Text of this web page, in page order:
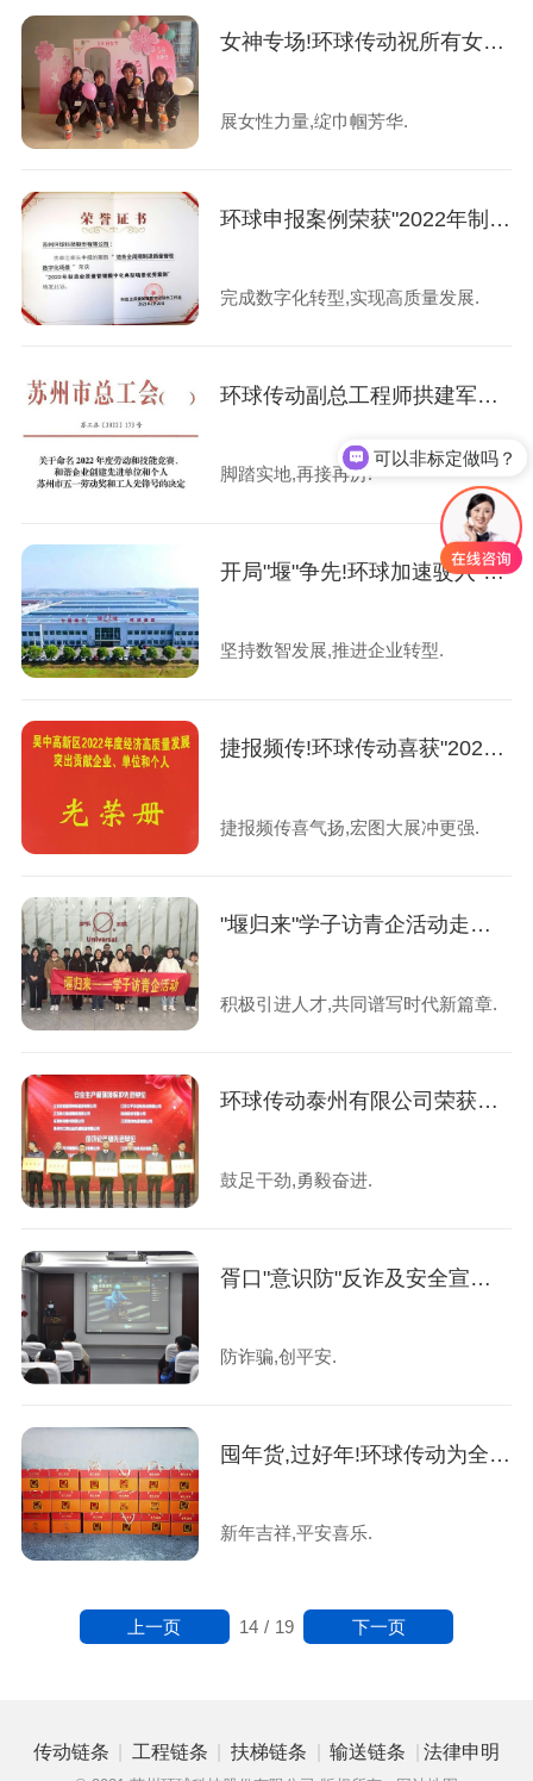
女神专场!环球传动祝所有女同胞们节日快乐!
展女性力量,绽巾帼芳华.
环球申报案例荣获"2022年制造业质量管理数字化典型场景优秀案例”!
完成数字化转型,实现高质量发展.
环球传动副总工程师拱建军荣获"苏州市五一劳动奖章"
脚踏实地,再接再厉!
开局"堰"争先!环球加速驶入"数字化,智能化"发展新赛道
坚持数智发展,推进企业转型.
捷报频传!环球传动喜获"2022年度科创贡献先进单位"荣誉及"2022年度江苏省专精特新中小企业"认定
捷报频传喜气扬,宏图大展冲更强.
"堰归来"学子访青企活动走进环球传动泰州有限公司
积极引进人才,共同谱写时代新篇章.
环球传动泰州有限公司荣获姜堰经济开发区四项荣誉!
鼓足干劲,勇毅奋进.
胥口"意识防"反诈及安全宣传活动在环球传动举行
防诈骗,创平安.
囤年货,过好年!环球传动为全体员工发放年货福利啦!
新年吉祥,平安喜乐.
14 / 19
上一页 下一页
传动链条 工程链条 扶梯链条 输送链条 法律申明
可以非标定做吗？